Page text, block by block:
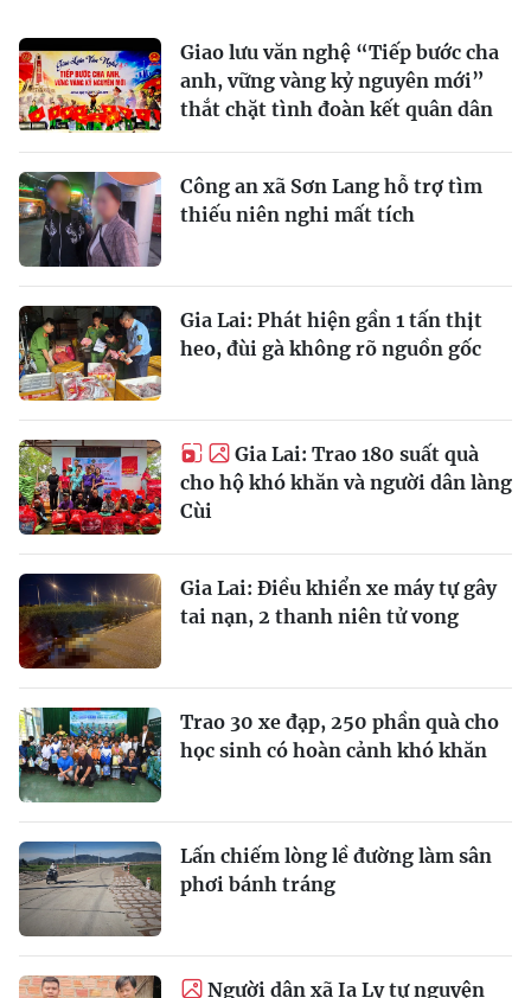
Giao lưu văn nghệ “Tiếp bước cha
anh, vững vàng kỷ nguyên mới”
thắt chặt tình đoàn kết quân dân
Công an xã Sơn Lang hỗ trợ tìm
thiếu niên nghi mất tích
Gia Lai: Phát hiện gần 1 tấn thịt
heo, đùi gà không rõ nguồn gốc
Gia Lai: Trao 180 suất quà
cho hộ khó khăn và người dân làng
Cùi
Gia Lai: Điều khiển xe máy tự gây
tai nạn, 2 thanh niên tử vong
Trao 30 xe đạp, 250 phần quà cho
học sinh có hoàn cảnh khó khăn
Lấn chiếm lòng lề đường làm sân
phơi bánh tráng
Người dân xã Ia Ly tự nguyện